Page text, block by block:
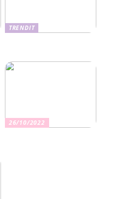
TRENDIT
26/10/2022